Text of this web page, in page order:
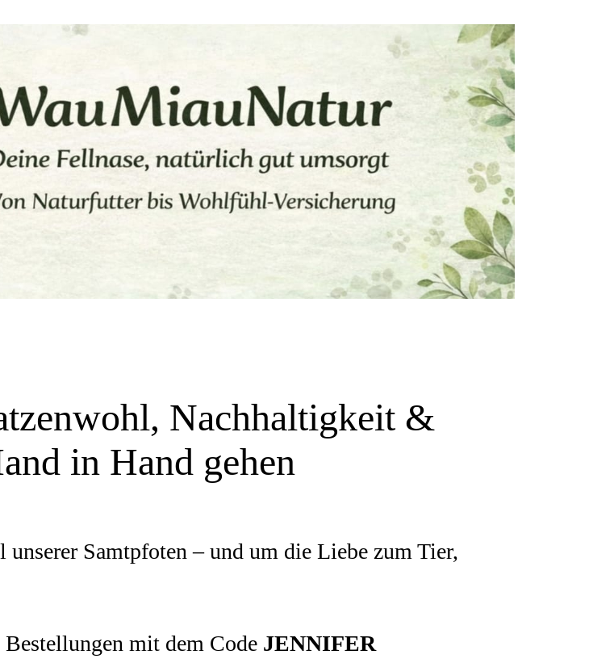
Nachhaltigkeit &
in Hand gehen
Samtpfoten – und um die Liebe zum Tier,
Bestellungen mit dem Code JENNIFER